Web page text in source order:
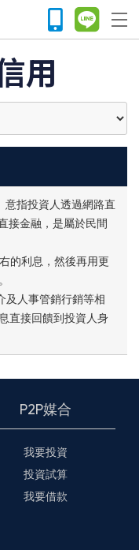
用
指投資人透過網路直
接金融，是屬於民間
的利息，然後再用更
及人事管銷行銷等相
直接回饋到投資人身
P2P媒合
我要投資
投資試算
我要借款